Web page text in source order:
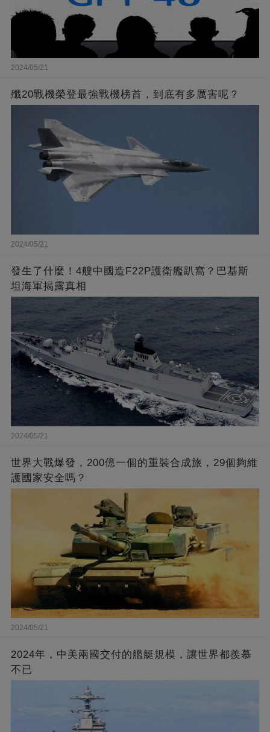
2024/05/21
殲20戰機榮登最強戰機榜首，到底有多厲害呢？
2024/05/21
發生了什麼！4艘中國造F22P護衛艦趴窩？巴基斯
坦海軍揭露真相
2024/05/21
世界大戰爆發，200億一個的重裝合成旅，29個夠維
護國家安全嗎？
2024/05/21
2024年，中美兩國交付的艦艇規模，讓世界都羨慕
不已